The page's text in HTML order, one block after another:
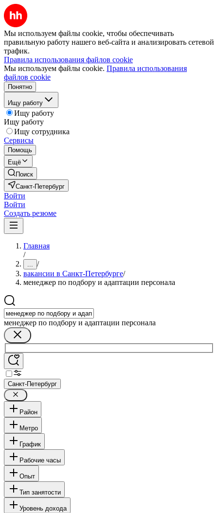
Мы используем файлы cookie, чтобы обеспечивать
правильную работу нашего веб-сайта и анализировать сетевой
трафик.
Правила использования файлов cookie
Мы используем файлы cookie. Правила использования
файлов cookie
Понятно
Ищу работу
Ищу работу
Ищу работу
Ищу сотрудника
Сервисы
Помощь
Ещё
Поиск
Санкт-Петербург
Войти
Войти
Создать резюме
Главная
/
... /
вакансии в Санкт-Петербурге/
менеджер по подбору и адаптации персонала
менеджер по подбору и адаптации персонала
Санкт-Петербург
Район
Метро
График
Рабочие часы
Опыт
Тип занятости
Уровень дохода